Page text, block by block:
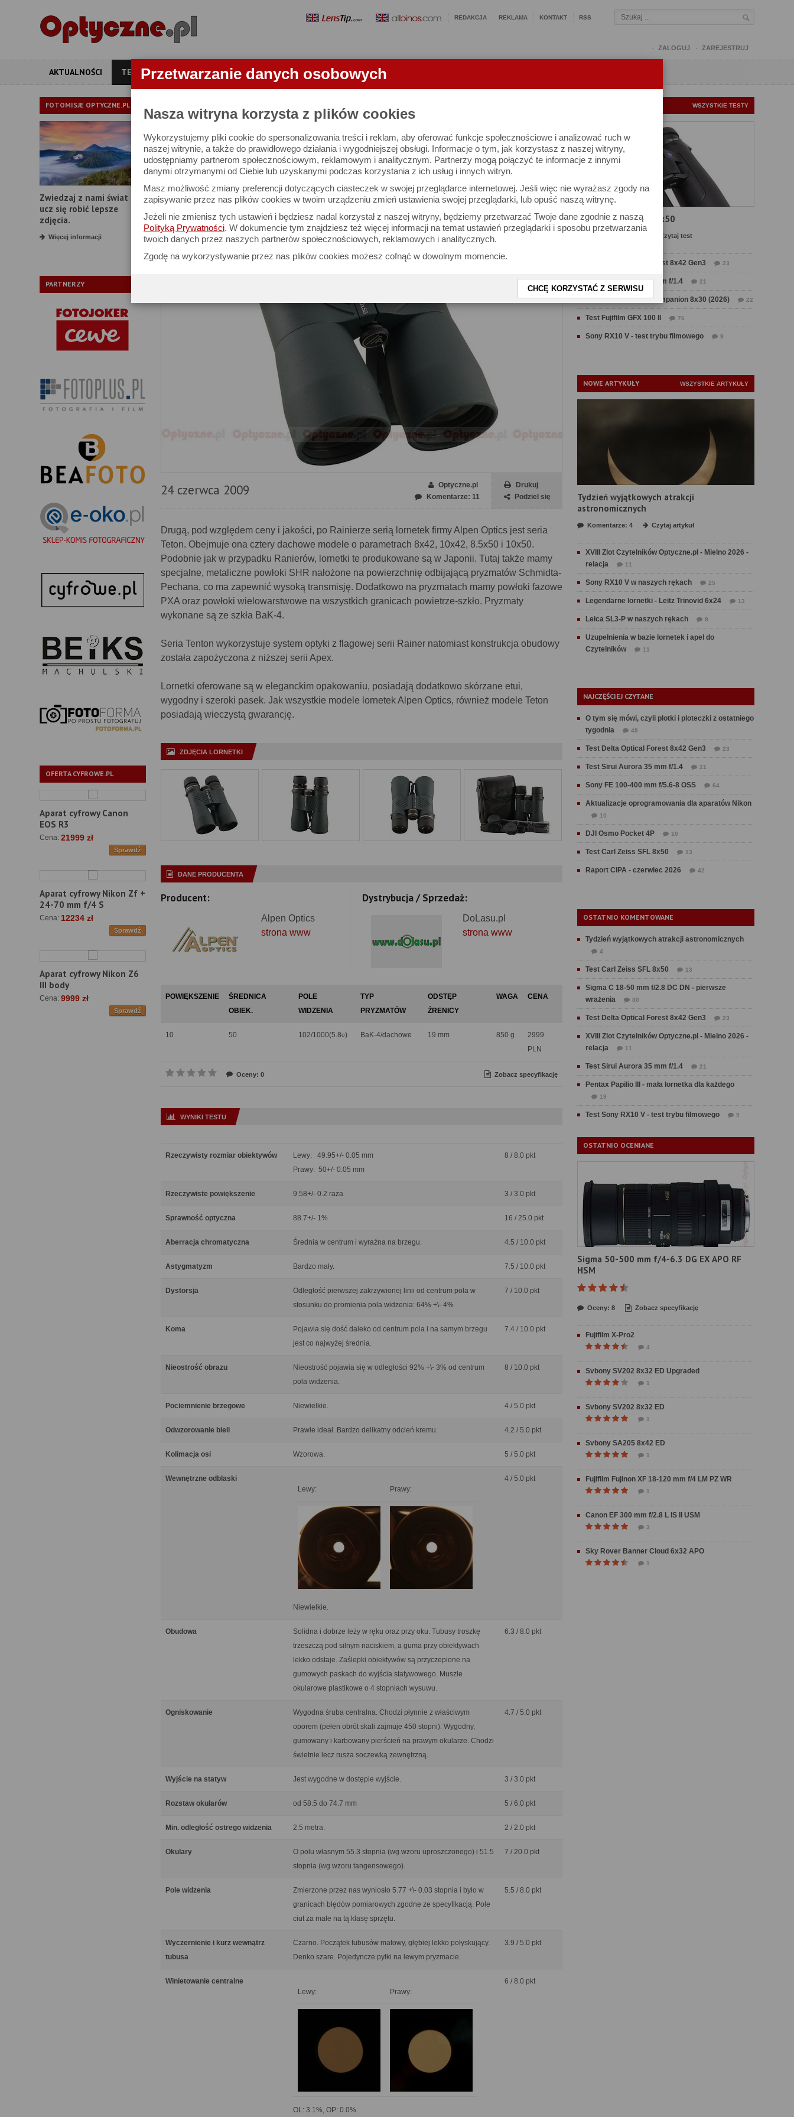
Przetwarzanie danych osobowych
Nasza witryna korzysta z plików cookies
Wykorzystujemy pliki cookie do spersonalizowania treści i reklam, aby oferować funkcje społecznościowe i analizować ruch w
naszej witrynie, a także do prawidłowego działania i wygodniejszej obsługi. Informacje o tym, jak korzystasz z naszej witryny,
udostępniamy partnerom społecznościowym, reklamowym i analitycznym. Partnerzy mogą połączyć te informacje z innymi
danymi otrzymanymi od Ciebie lub uzyskanymi podczas korzystania z ich usług i innych witryn.
Masz możliwość zmiany preferencji dotyczących ciasteczek w swojej przeglądarce internetowej. Jeśli więc nie wyrażasz zgody na
zapisywanie przez nas plików cookies w twoim urządzeniu zmień ustawienia swojej przeglądarki, lub opuść naszą witrynę.
Jeżeli nie zmienisz tych ustawień i będziesz nadal korzystał z naszej witryny, będziemy przetwarzać Twoje dane zgodnie z naszą
Polityką Prywatności. W dokumencie tym znajdziesz też więcej informacji na temat ustawień przeglądarki i sposobu przetwarzania
twoich danych przez naszych partnerów społecznościowych, reklamowych i analitycznych.
Zgodę na wykorzystywanie przez nas plików cookies możesz cofnąć w dowolnym momencie.
CHCĘ KORZYSTAĆ Z SERWISU
REDAKCJA REKLAMA KONTAKT RSS
ZALOGUJ ZAREJESTRUJ
AKTUALNOŚCI TESTY ARTYKUŁY APARATY OBIEKTYWY LORNETKI
FOTOMISJE OPTYCZNE.PL
Zwiedzaj z nami świat i
ucz się robić lepsze
zdjęcia.
Więcej informacji
PARTNERZY
OFERTA CYFROWE.PL
Aparat cyfrowy Canon
EOS R3
Cena: 21999 zł
Sprawdź
Aparat cyfrowy Nikon Zf +
24-70 mm f/4 S
Cena: 12234 zł
Sprawdź
Aparat cyfrowy Nikon Z6
III body
Cena: 9999 zł
Sprawdź
TEST LORNETKI
Alpen Optics Teton 10x50 - test lornetki
24 czerwca 2009
Drukuj
Podziel się
Optyczne.pl
Komentarze: 11
Drugą, pod względem ceny i jakości, po Rainierze serią lornetek firmy Alpen Optics jest seria
Teton. Obejmuje ona cztery dachowe modele o parametrach 8x42, 10x42, 8.5x50 i 10x50.
Podobnie jak w przypadku Ranierów, lornetki te produkowane są w Japonii. Tutaj także mamy
specjalne, metaliczne powłoki SHR nałożone na powierzchnię odbijającą pryzmatów Schmidta-
Pechana, co ma zapewnić wysoką transmisję. Dodatkowo na pryzmatach mamy powłoki fazowe
PXA oraz powłoki wielowarstwowe na wszystkich granicach powietrze-szkło. Pryzmaty
wykonane są ze szkła BaK-4.
Seria Tenton wykorzystuje system optyki z flagowej serii Rainer natomiast konstrukcja obudowy
została zapożyczona z niższej serii Apex.
Lornetki oferowane są w eleganckim opakowaniu, posiadają dodatkowo skórzane etui,
wygodny i szeroki pasek. Jak wszystkie modele lornetek Alpen Optics, również modele Teton
posiadają wieczystą gwarancję.
ZDJĘCIA LORNETKI
DANE PRODUCENTA
Producent:
Alpen Optics
strona www
Dystrybucja / Sprzedaż:
DoLasu.pl
strona www
POWIĘKSZENIE
ŚREDNICA
OBIEK.
POLE
WIDZENIA
TYP
PRYZMATÓW
ODSTĘP
ŹRENICY
WAGA CENA
10 50 102/1000(5.8o) BaK-4/dachowe 19 mm 850 g
2999
PLN
Oceny: 0 Zobacz specyfikację
WYNIKI TESTU
Rzeczywisty rozmiar obiektywów
Lewy: 49.95+/- 0.05 mm
Prawy: 50+/- 0.05 mm
8 / 8.0 pkt
Rzeczywiste powiększenie 9.58+/- 0.2 raza 3 / 3.0 pkt
Sprawność optyczna 88.7+/- 1% 16 / 25.0 pkt
Aberracja chromatyczna Średnia w centrum i wyraźna na brzegu. 4.5 / 10.0 pkt
Astygmatyzm Bardzo mały. 7.5 / 10.0 pkt
Dystorsja
Odległość pierwszej zakrzywionej linii od centrum pola w
stosunku do promienia pola widzenia: 64% +\- 4%
7 / 10.0 pkt
Koma
Pojawia się dość daleko od centrum pola i na samym brzegu
jest co najwyżej średnia.
7.4 / 10.0 pkt
Nieostrość obrazu
Nieostrość pojawia się w odległości 92% +\- 3% od centrum
pola widzenia.
8 / 10.0 pkt
Pociemnienie brzegowe Niewielkie. 4 / 5.0 pkt
Odwzorowanie bieli Prawie ideał. Bardzo delikatny odcień kremu. 4.2 / 5.0 pkt
Kolimacja osi Wzorowa. 5 / 5.0 pkt
Wewnętrzne odblaski
Lewy:
Prawy:
Niewielkie.
4 / 5.0 pkt
Obudowa
Solidna i dobrze leży w ręku oraz przy oku. Tubusy troszkę
trzeszczą pod silnym naciskiem, a guma przy obiektywach
lekko odstaje. Zaślepki obiektywów są przyczepione na
gumowych paskach do wyjścia statywowego. Muszle
okularowe plastikowe o 4 stopniach wysuwu.
6.3 / 8.0 pkt
Ogniskowanie
Wygodna śruba centralna. Chodzi płynnie z właściwym
oporem (pełen obrót skali zajmuje 450 stopni). Wygodny,
gumowany i karbowany pierścień na prawym okularze. Chodzi
świetnie lecz rusza soczewką zewnętrzną.
4.7 / 5.0 pkt
Wyjście na statyw Jest wygodne w dostępie wyjście. 3 / 3.0 pkt
Rozstaw okularów od 58.5 do 74.7 mm 5 / 6.0 pkt
Min. odległość ostrego widzenia 2.5 metra. 2 / 2.0 pkt
Okulary
O polu własnym 55.3 stopnia (wg wzoru uproszczonego) i 51.5
stopnia (wg wzoru tangensowego).
7 / 20.0 pkt
Pole widzenia
Zmierzone przez nas wyniosło 5.77 +\- 0.03 stopnia i było w
granicach błędów pomiarowych zgodne ze specyfikacją. Pole
ciut za małe na tą klasę sprzętu.
5.5 / 8.0 pkt
Wyczernienie i kurz wewnątrz
tubusa
Czarno. Początek tubusów matowy, głębiej lekko połyskujący.
Denko szare. Pojedyncze pyłki na lewym pryzmacie.
3.9 / 5.0 pkt
Winietowanie centralne
Lewy:
Prawy:
OL: 3.1%, OP: 0.0%
6 / 8.0 pkt
WSZYSTKIE TESTY
Test Carl Zeiss SFL 8x50
Czytaj test
Test Delta Optical Forest 8x42 Gen3 23
Test Sirui Aurora 35 mm f/1.4 21
Test Swarovski CL Companion 8x30 (2026) 22
Test Fujifilm GFX 100 II 76
Sony RX10 V - test trybu filmowego 9
NOWE ARTYKUŁY WSZYSTKIE ARTYKUŁY
Tydzień wyjątkowych atrakcji
astronomicznych
Komentarze: 4 Czytaj artykuł
XVIII Zlot Czytelników Optyczne.pl - Mielno 2026 -
relacja
11
Sony RX10 V w naszych rękach 25
Legendarne lornetki - Leitz Trinovid 6x24 13
Leica SL3-P w naszych rękach 9
Uzupełnienia w bazie lornetek i apel do
Czytelników
11
NAJCZĘŚCIEJ CZYTANE
O tym się mówi, czyli plotki i ploteczki z ostatniego
tygodnia
49
Test Delta Optical Forest 8x42 Gen3 23
Test Sirui Aurora 35 mm f/1.4 21
Sony FE 100-400 mm f/5.6-8 OSS 64
Aktualizacje oprogramowania dla aparatów Nikon
10
DJI Osmo Pocket 4P 10
Test Carl Zeiss SFL 8x50 13
Raport CIPA - czerwiec 2026 42
OSTATNIO KOMENTOWANE
Tydzień wyjątkowych atrakcji astronomicznych
4
Test Carl Zeiss SFL 8x50 13
Sigma C 18-50 mm f/2.8 DC DN - pierwsze
wrażenia
80
Test Delta Optical Forest 8x42 Gen3 23
XVIII Zlot Czytelników Optyczne.pl - Mielno 2026 -
relacja
11
Test Sirui Aurora 35 mm f/1.4 21
Pentax Papilio III - mała lornetka dla każdego
19
Test Sony RX10 V - test trybu filmowego 9
OSTATNIO OCENIANE
Sigma 50-500 mm f/4-6.3 DG EX APO RF
HSM
Oceny: 8 Zobacz specyfikację
Fujifilm X-Pro2
4
Svbony SV202 8x32 ED Upgraded
1
Svbony SV202 8x32 ED
1
Svbony SA205 8x42 ED
1
Fujifilm Fujinon XF 18-120 mm f/4 LM PZ WR
1
Canon EF 300 mm f/2.8 L IS II USM
3
Sky Rover Banner Cloud 6x32 APO
1